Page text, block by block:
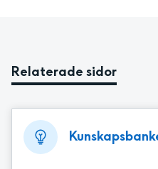
Relaterade sidor